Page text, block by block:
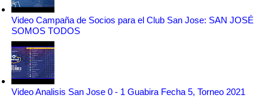
Video Campaña de Socios para el Club San Jose: SAN JOSÉ
SOMOS TODOS
Video Analisis San Jose 0 - 1 Guabira Fecha 5, Torneo 2021